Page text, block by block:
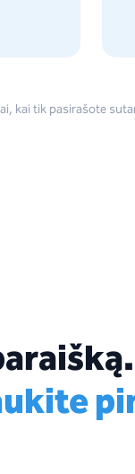
kai tik pasirašote